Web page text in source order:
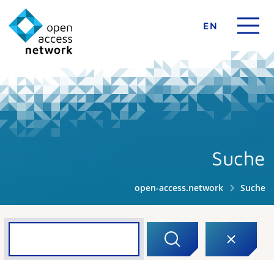
EN
Suche
open-access.network Suche